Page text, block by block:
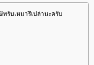
รับเหมารึเปล่านะครับ